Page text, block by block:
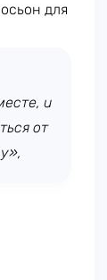
для
и
от